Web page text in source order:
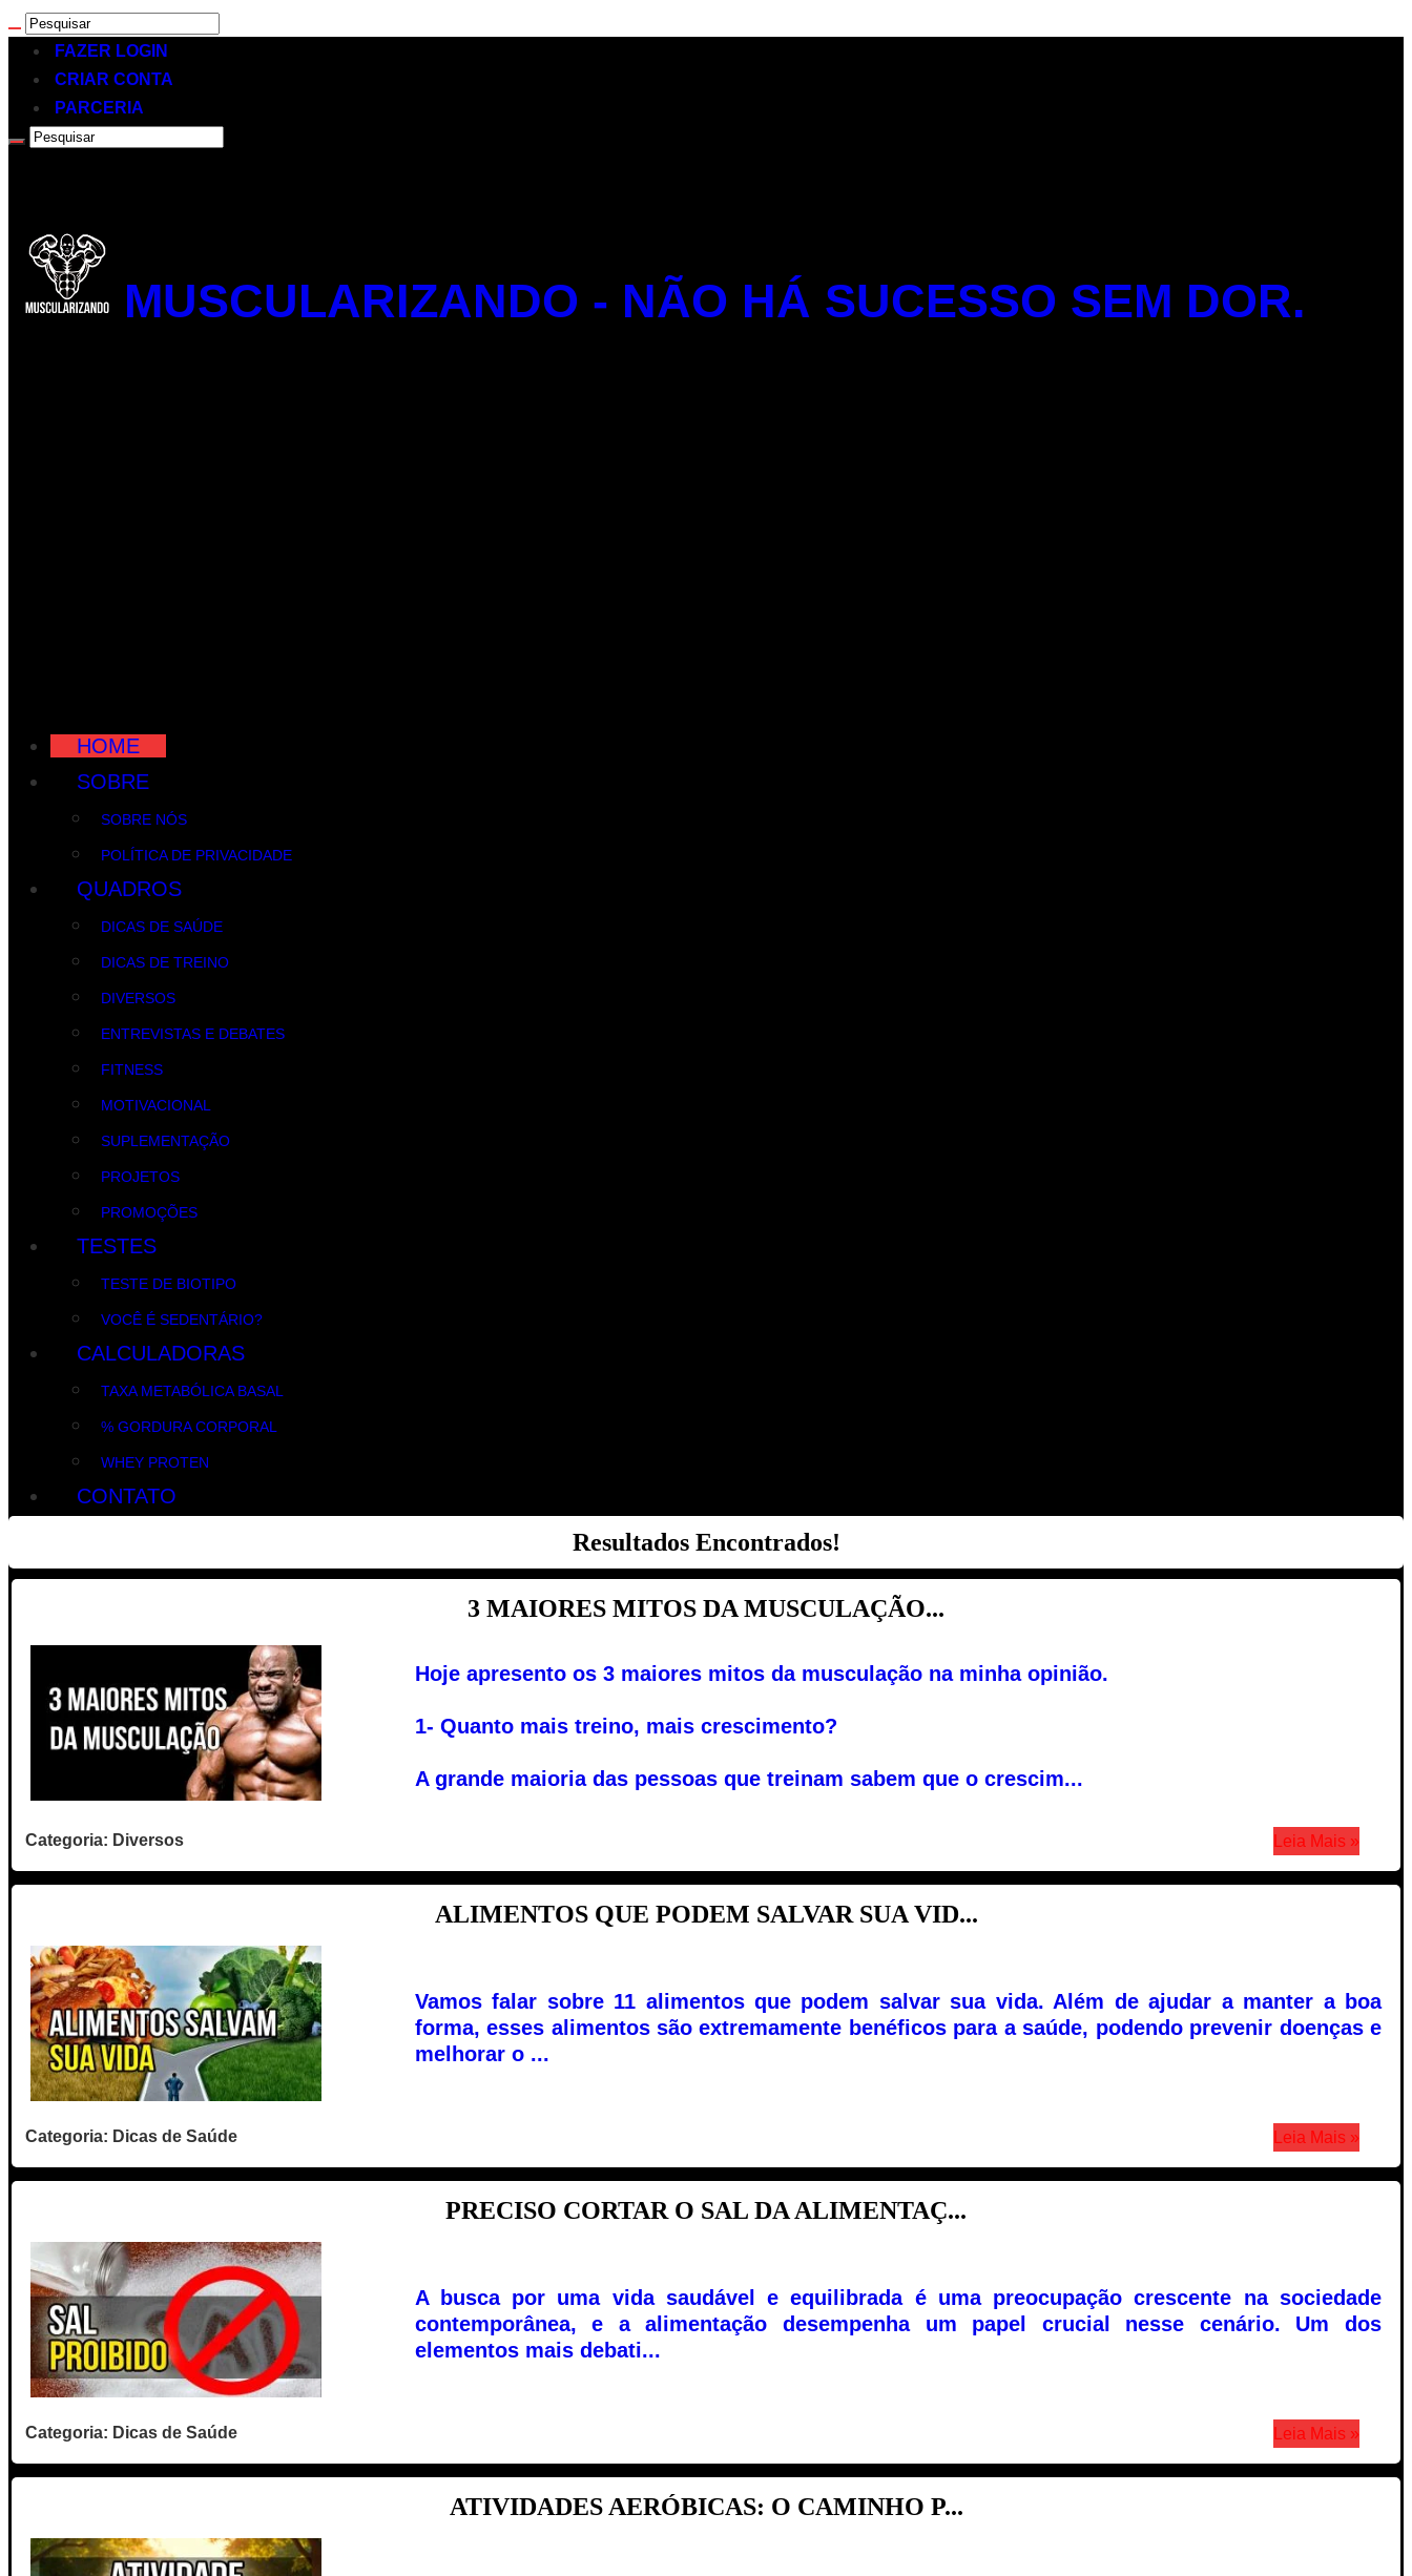
FAZER LOGIN
CRIAR CONTA
PARCERIA
MUSCULARIZANDO - NÃO HÁ SUCESSO SEM DOR.
HOME
SOBRE
SOBRE NÓS
POLÍTICA DE PRIVACIDADE
QUADROS
DICAS DE SAÚDE
DICAS DE TREINO
DIVERSOS
ENTREVISTAS E DEBATES
FITNESS
MOTIVACIONAL
SUPLEMENTAÇÃO
PROJETOS
PROMOÇÕES
TESTES
TESTE DE BIOTIPO
VOCÊ É SEDENTÁRIO?
CALCULADORAS
TAXA METABÓLICA BASAL
% GORDURA CORPORAL
WHEY PROTEN
CONTATO
Resultados Encontrados!
3 MAIORES MITOS DA MUSCULAÇÃO...
Hoje apresento os 3 maiores mitos da musculação na minha opinião.
1- Quanto mais treino, mais crescimento?
A grande maioria das pessoas que treinam sabem que o crescim...
Categoria: Diversos Leia Mais »
ALIMENTOS QUE PODEM SALVAR SUA VID...
Vamos falar sobre 11 alimentos que podem salvar sua vida. Além de ajudar a manter a boa
forma, esses alimentos são extremamente benéficos para a saúde, podendo prevenir doenças e
melhorar o ...
Categoria: Dicas de Saúde Leia Mais »
PRECISO CORTAR O SAL DA ALIMENTAÇ...
A busca por uma vida saudável e equilibrada é uma preocupação crescente na sociedade
contemporânea, e a alimentação desempenha um papel crucial nesse cenário. Um dos
elementos mais debati...
Categoria: Dicas de Saúde Leia Mais »
ATIVIDADES AERÓBICAS: O CAMINHO P...